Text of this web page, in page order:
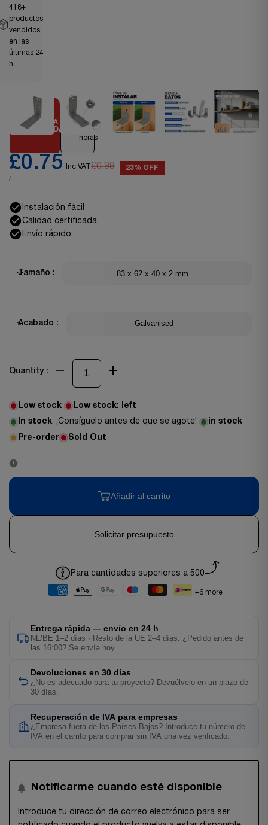
OFERTA
LIMITADA
Envío
en 24
horas
418+
productos
vendidos
en las
últimas 24
h
£0.98
£0.75 Inc VAT
/
23% OFF
Instalación fácil
Calidad certificada
Envío rápido
Tamaño : 83 x 62 x 40 x 2 mm
Acabado : Galvanised
Quantity :
Low stock Low stock: left
In stock. ¡Consíguelo antes de que se agote! in stock
Pre-order Sold Out
Añadir al carrito
Solicitar presupuesto
+6 more
Para cantidades superiores a 500
Entrega rápida — envío en 24 h
NL/BE 1–2 días · Resto de la UE 2–4 días. ¿Pedido antes de
las 16:00? Se envía hoy.
Devoluciones en 30 días
¿No es adecuado para tu proyecto? Devuélvelo en un plazo de
30 días.
Recuperación de IVA para empresas
¿Empresa fuera de los Países Bajos? Introduce tu número de
IVA en el carrito para comprar sin IVA una vez verificado.
Notificarme cuando esté disponible
Introduce tu dirección de correo electrónico para ser